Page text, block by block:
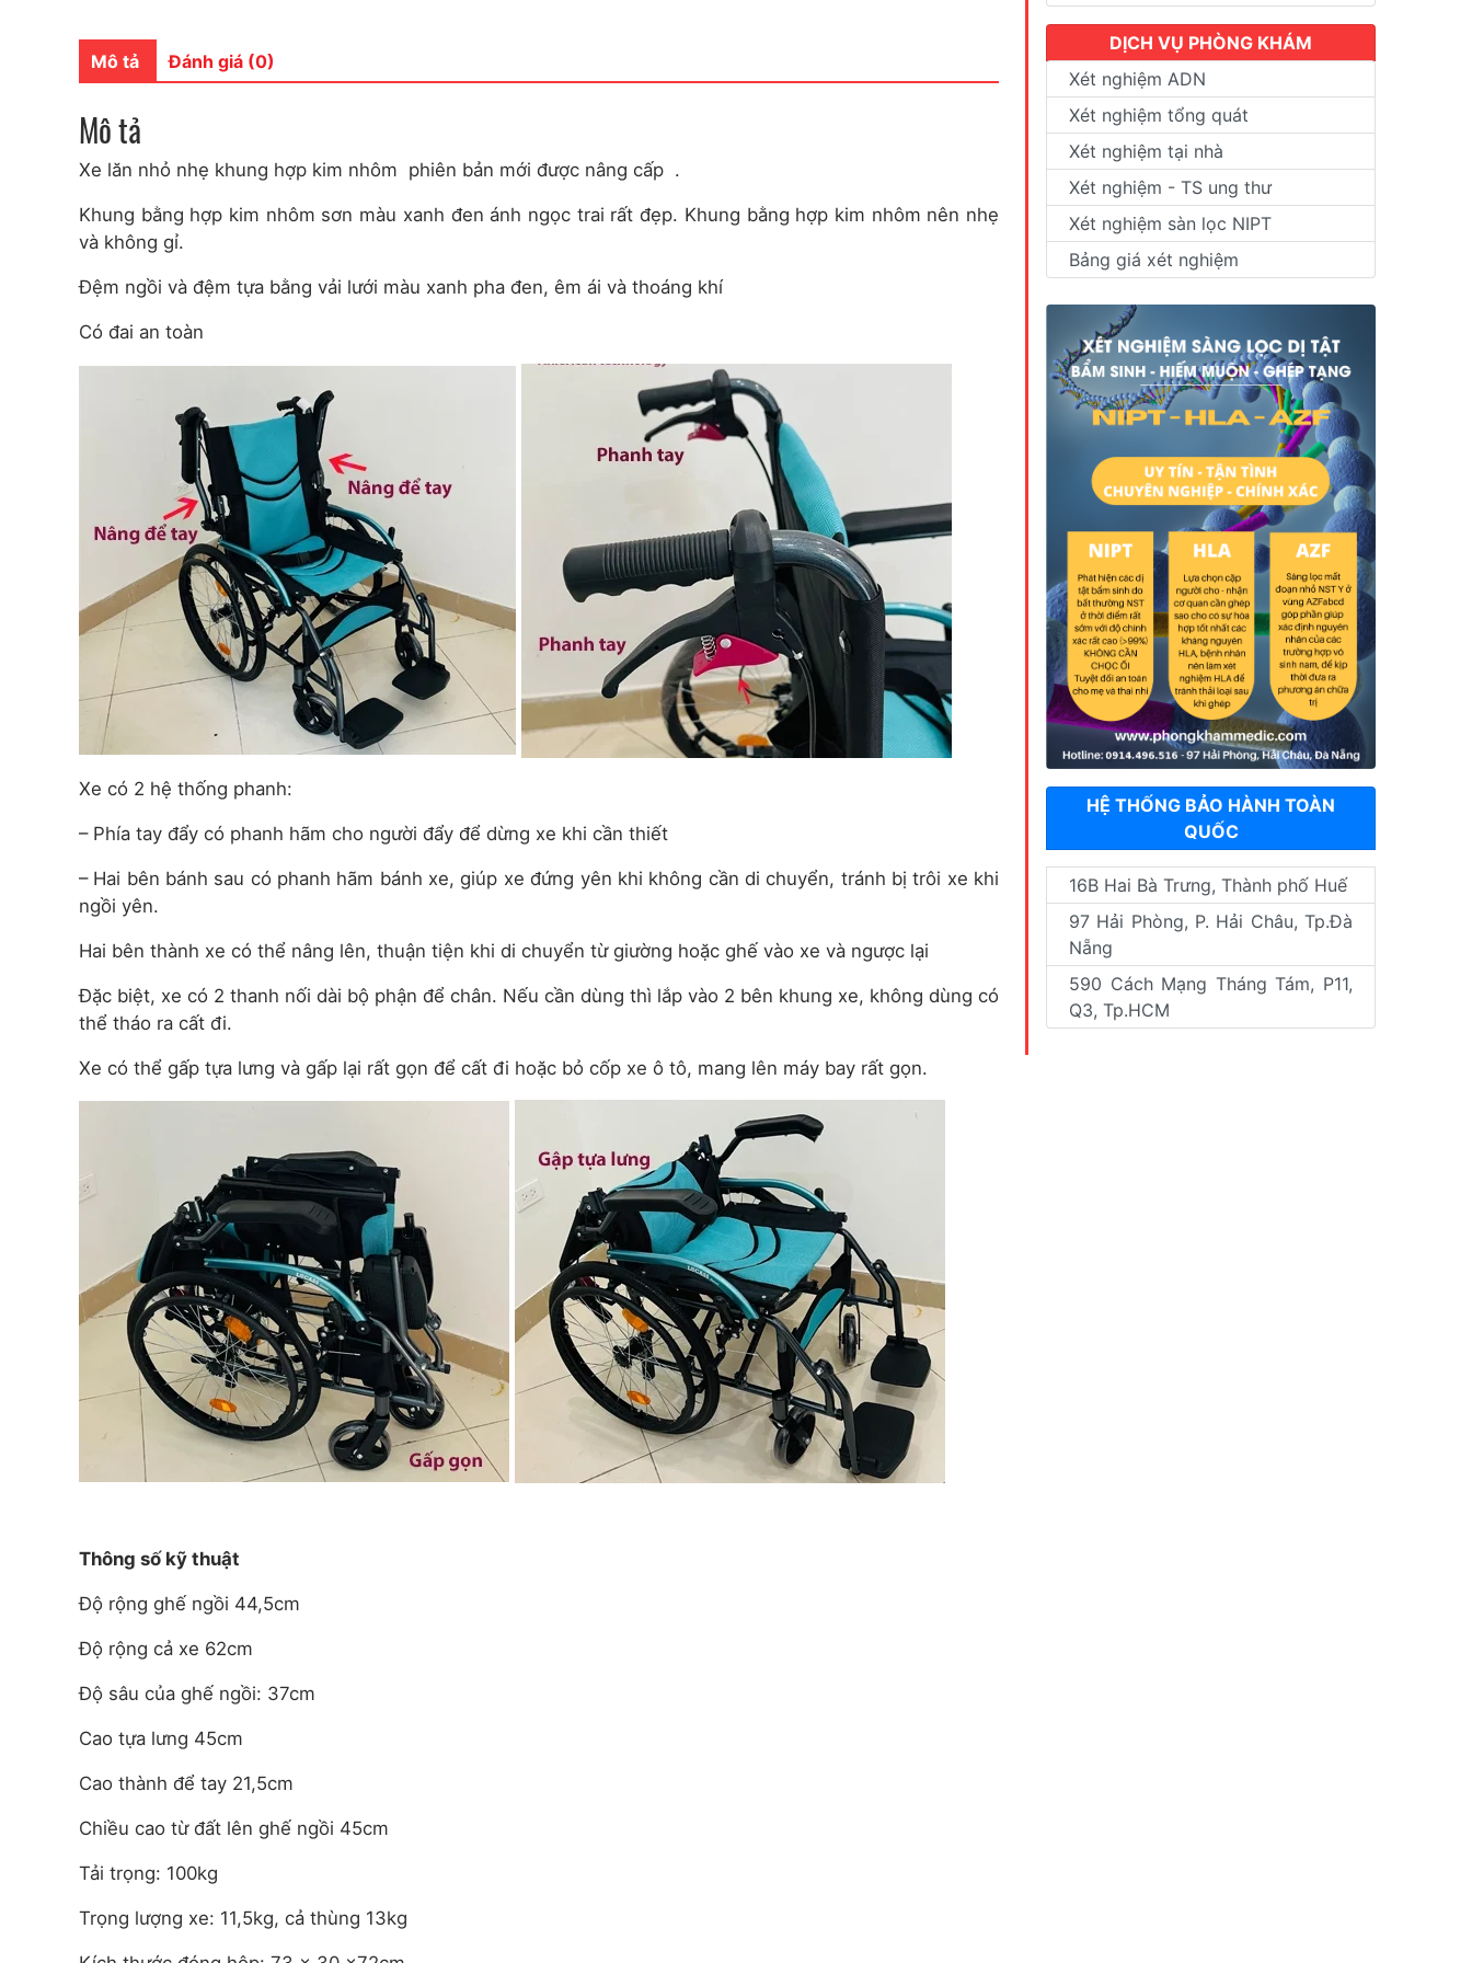
Mô tả Đánh giá (0)
Mô tả
Xe lăn nhỏ nhẹ khung hợp kim nhôm phiên bản mới được nâng cấp .
Khung bằng hợp kim nhôm sơn màu xanh đen ánh ngọc trai rất đẹp. Khung bằng hợp kim nhôm nên nhẹ
và không gỉ.
Đệm ngồi và đệm tựa bằng vải lưới màu xanh pha đen, êm ái và thoáng khí
Có đai an toàn
Xe có 2 hệ thống phanh:
– Phía tay đẩy có phanh hãm cho người đẩy để dừng xe khi cần thiết
– Hai bên bánh sau có phanh hãm bánh xe, giúp xe đứng yên khi không cần di chuyển, tránh bị trôi xe khi
ngồi yên.
Hai bên thành xe có thể nâng lên, thuận tiện khi di chuyển từ giường hoặc ghế vào xe và ngược lại
Đặc biệt, xe có 2 thanh nối dài bộ phận để chân. Nếu cần dùng thì lắp vào 2 bên khung xe, không dùng có
thể tháo ra cất đi.
Xe có thể gấp tựa lưng và gấp lại rất gọn để cất đi hoặc bỏ cốp xe ô tô, mang lên máy bay rất gọn.
Thông số kỹ thuật
Độ rộng ghế ngồi 44,5cm
Độ rộng cả xe 62cm
Độ sâu của ghế ngồi: 37cm
Cao tựa lưng 45cm
Cao thành để tay 21,5cm
Chiều cao từ đất lên ghế ngồi 45cm
Tải trọng: 100kg
Trọng lượng xe: 11,5kg, cả thùng 13kg
DỊCH VỤ PHÒNG KHÁM
Xét nghiệm ADN
Xét nghiệm tổng quát
Xét nghiệm tại nhà
Xét nghiệm - TS ung thư
Xét nghiệm sàn lọc NIPT
Bảng giá xét nghiệm
HỆ THỐNG BẢO HÀNH TOÀN
QUỐC
16B Hai Bà Trưng, Thành phố Huế
97 Hải Phòng, P. Hải Châu, Tp.Đà
Nẵng
590 Cách Mạng Tháng Tám, P11,
Q3, Tp.HCM